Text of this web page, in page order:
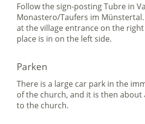
Follow the sign-posting Tubre in
Monastero/Taufers im
at the village entrance on the
place is in on the left side.
Parken
There is a large car park in the
of the church, and it is then about
to the church.